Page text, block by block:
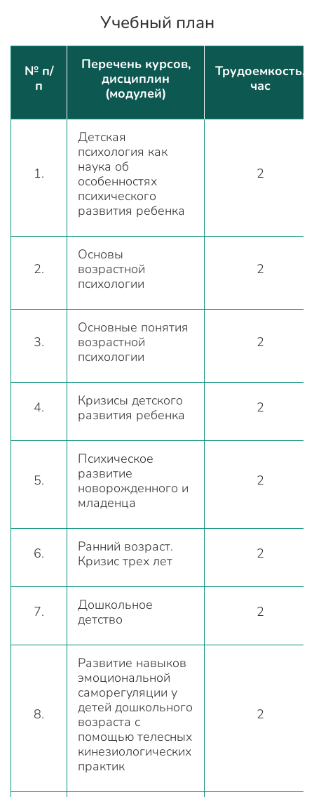
Учебный план
№ п/
п
Перечень курсов,
дисциплин
(модулей)
Трудоемкость,
час
1.
Детская
психология как
наука об
особенностях
психического
развития ребенка
2
2.
Основы
возрастной
психологии
2
3.
Основные понятия
возрастной
психологии
2
4.
Кризисы детского
развития ребенка
2
5.
Психическое
развитие
новорожденного и
младенца
2
6.
Ранний возраст.
Кризис трех лет
2
7.
Дошкольное
детство
2
8.
Развитие навыков
эмоциональной
саморегуляции у
детей дошкольного
возраста с
помощью телесных
кинезиологических
практик
2